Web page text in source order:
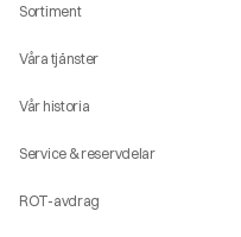
Sortiment
Våra tjänster
Vår historia
Service & reservdelar
ROT-avdrag